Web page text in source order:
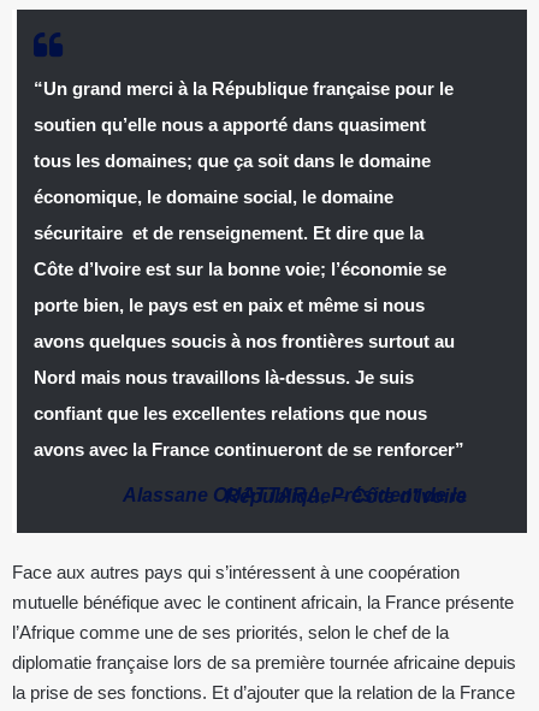
“Un grand merci à la République française pour le
soutien qu’elle nous a apporté dans quasiment
tous les domaines; que ça soit dans le domaine
économique, le domaine social, le domaine
sécuritaire et de renseignement. Et dire que la
Côte d’Ivoire est sur la bonne voie; l’économie se
porte bien, le pays est en paix et même si nous
avons quelques soucis à nos frontières surtout au
Nord mais nous travaillons là-dessus. Je suis
confiant que les excellentes relations que nous
avons avec la France continueront de se renforcer”
Alassane OUATTARA,
Président de la République–Côte d’Ivoire
Face aux autres pays qui s’intéressent à une coopération
mutuelle bénéfique avec le continent africain, la France présente
l’Afrique comme une de ses priorités, selon le chef de la
diplomatie française lors de sa première tournée africaine depuis
la prise de ses fonctions. Et d’ajouter que la relation de la France